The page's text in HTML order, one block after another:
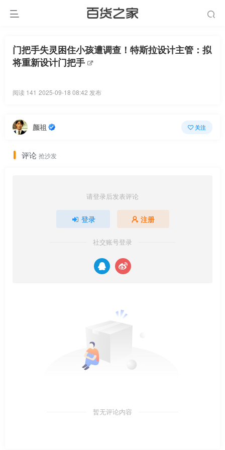
门把手失灵困住小孩遭调查！特斯拉设计主管：拟
将重新设计门把手
阅读 141 2025-09-18 08:42 发布
颜祖 关注
评论 抢沙发
请登录后发表评论
登录 注册
社交账号登录
暂无评论内容